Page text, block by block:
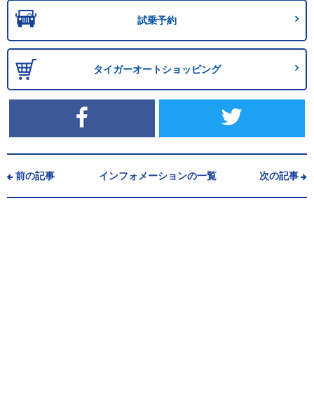
試乗予約
タイガーオートショッピング
前の記事 インフォメーションの一覧 次の記事